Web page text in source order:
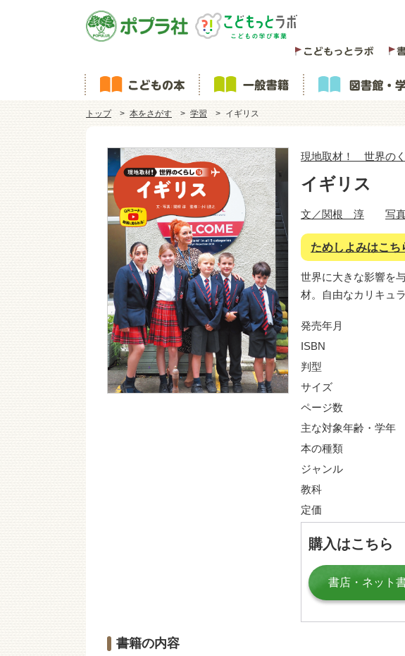
トップ 本をさがす 学習 イギリス
現地取材！ 世界の
イギリス
文／関根 淳 写
ためしよみはこち
世界に大きな影響を
材。自由なカリキュ
発売年月
ISBN
判型
サイズ
ページ数
主な対象年齢・学年
本の種類
ジャンル
教科
定価
購入はこちら
書店・ネット
書籍の内容